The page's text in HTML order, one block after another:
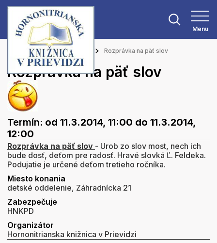
Menu
Hlavná stránka Podujatia Rozprávka na päť slov
Rozprávka na päť slov
Termín: od 11.3.2014, 11:00 do 11.3.2014,
12:00
Rozprávka na päť slov - Urob zo slov most, nech ich
bude dosť, deťom pre radosť. Hravé slovká Ľ. Feldeka.
Podujatie je určené deťom tretieho ročníka.
Miesto konania
detské oddelenie, Záhradnícka 21
Zabezpečuje
HNKPD
Organizátor
Hornonitrianska knižnica v Prievidzi